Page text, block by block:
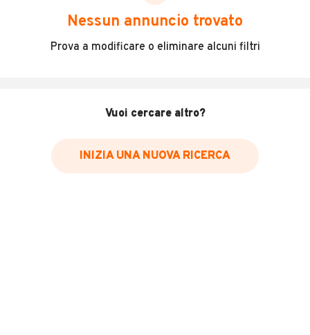
scegliere in modo trasparente e sicuro, come:
Incidenti in cui è stato coinvolto il veicolo
Data e luogo delle revisioni effettuate
Inserisci il numero di targa per verificare la disponibilità
Nessun annuncio trovato
Prova a modificare o eliminare alcuni filtri
Vuoi cercare altro?
INIZIA UNA NUOVA RICERCA